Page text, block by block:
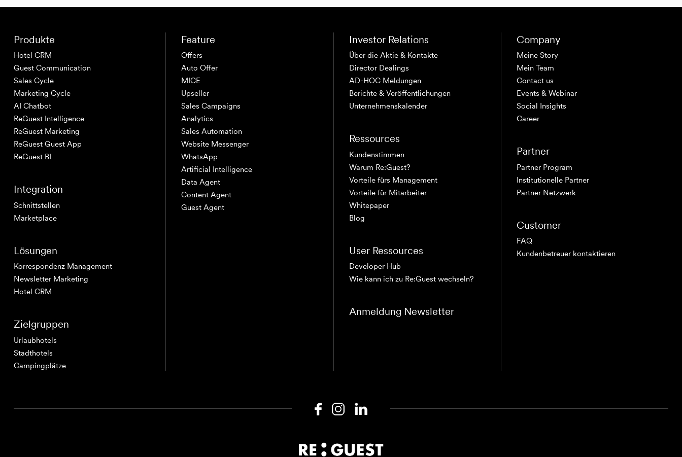
Produkte
Hotel CRM
Guest Communication
Sales Cycle
Marketing Cycle
AI Chatbot
ReGuest Intelligence
ReGuest Marketing
ReGuest Guest App
ReGuest BI
Integration
Schnittstellen
Marketplace
Lösungen
Korrespondenz Management
Newsletter Marketing
Hotel CRM
Zielgruppen
Urlaubhotels
Stadthotels
Campingplätze
Feature
Offers
Auto Offer
MICE
Upseller
Sales Campaigns
Analytics
Sales Automation
Website Messenger
WhatsApp
Artificial Intelligence
Data Agent
Content Agent
Guest Agent
Investor Relations
Über die Aktie & Kontakte
Director Dealings
AD-HOC Meldungen
Berichte & Veröffentlichungen
Unternehmenskalender
Ressources
Kundenstimmen
Warum Re:Guest?
Vorteile fürs Management
Vorteile für Mitarbeiter
Whitepaper
Blog
User Ressources
Developer Hub
Wie kann ich zu Re:Guest wechseln?
Anmeldung Newsletter
Company
Meine Story
Mein Team
Contact us
Events & Webinar
Social Insights
Career
Partner
Partner Program
Institutionelle Partner
Partner Netzwerk
Customer
FAQ
Kundenbetreuer kontaktieren